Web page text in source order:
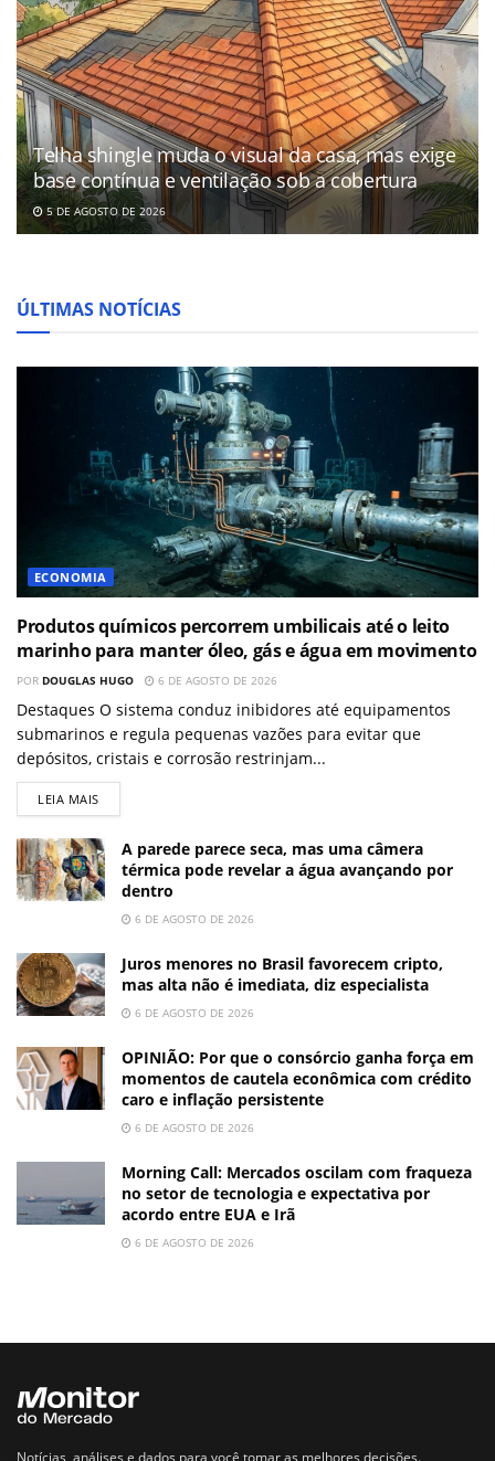
Telha shingle muda o visual da casa, mas exige
base contínua e ventilação sob a cobertura
5 DE AGOSTO DE 2026
ÚLTIMAS NOTÍCIAS
ECONOMIA
Produtos químicos percorrem umbilicais até o leito
marinho para manter óleo, gás e água em movimento
POR DOUGLAS HUGO 6 DE AGOSTO DE 2026
Destaques O sistema conduz inibidores até equipamentos
submarinos e regula pequenas vazões para evitar que
depósitos, cristais e corrosão restrinjam...
LEIA MAIS
A parede parece seca, mas uma câmera
térmica pode revelar a água avançando por
dentro
6 DE AGOSTO DE 2026
Juros menores no Brasil favorecem cripto,
mas alta não é imediata, diz especialista
6 DE AGOSTO DE 2026
OPINIÃO: Por que o consórcio ganha força em
momentos de cautela econômica com crédito
caro e inflação persistente
6 DE AGOSTO DE 2026
Morning Call: Mercados oscilam com fraqueza
no setor de tecnologia e expectativa por
acordo entre EUA e Irã
6 DE AGOSTO DE 2026